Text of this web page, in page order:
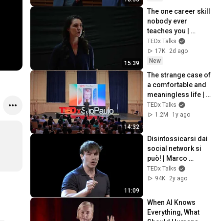
15:39
The one career skill
nobody ever
teaches you |
Marina Zayats |
TEDxFS
TEDx Talks
17K
2d ago
New
14:32
The strange case of
a comfortable and
meaningless life |
Emanuel Aragão |
TEDxSaoPaulo
TEDx Talks
1.2M
1y ago
11:09
Disintossicarsi dai
social network si
può! | Marco
Tomasin |
TEDxMantova Youth
TEDx Talks
94K
2y ago
When AI Knows
Everything, What